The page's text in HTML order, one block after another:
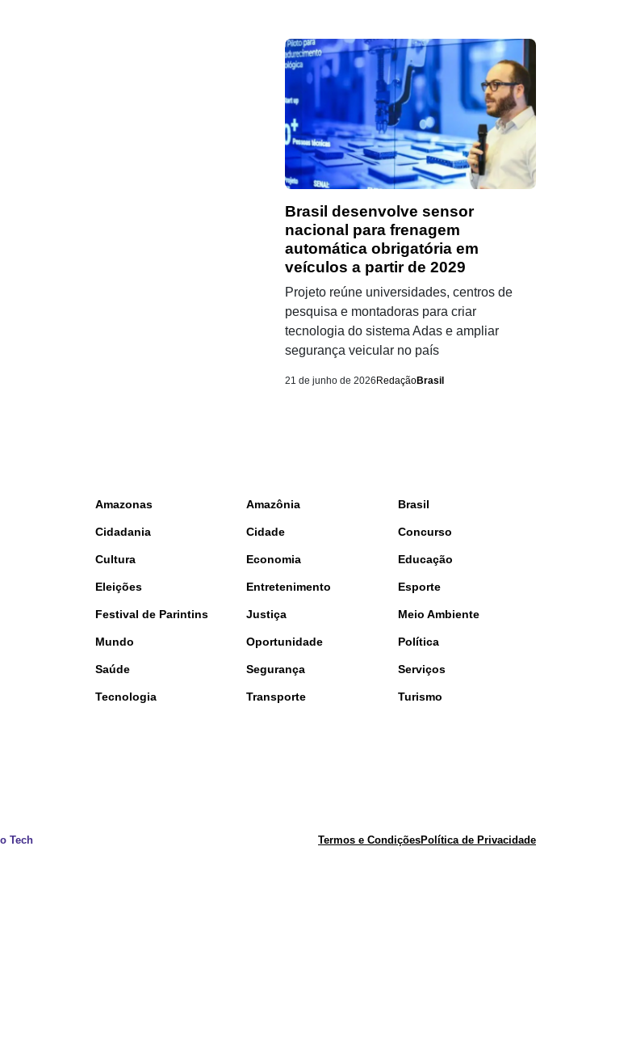
Brasil desenvolve sensor
nacional para frenagem
automática obrigatória em
veículos a partir de 2029
Projeto reúne universidades, centros de
pesquisa e montadoras para criar
tecnologia do sistema Adas e ampliar
segurança veicular no país
21 de junho de 2026 RedaçãoBrasil
Amazonas Amazônia Brasil
Cidadania Cidade Concurso
Cultura Economia Educação
Eleições Entretenimento Esporte
Festival de Parintins Justiça Meio Ambiente
Mundo Oportunidade Política
Saúde Segurança Serviços
Tecnologia Transporte Turismo
Tech Termos e CondiçõesPolítica de Privacidade